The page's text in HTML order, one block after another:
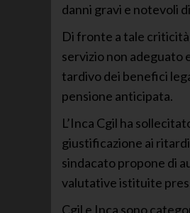
danni gravi e notevoli
Di fronte a tale
servizio non adeguato
tardivo dei benefici
pensione anticipata.
L’Inca Cgil ha
giustificazione ai
sindacato propone di
valutative istituite
Cgil e Inca sono